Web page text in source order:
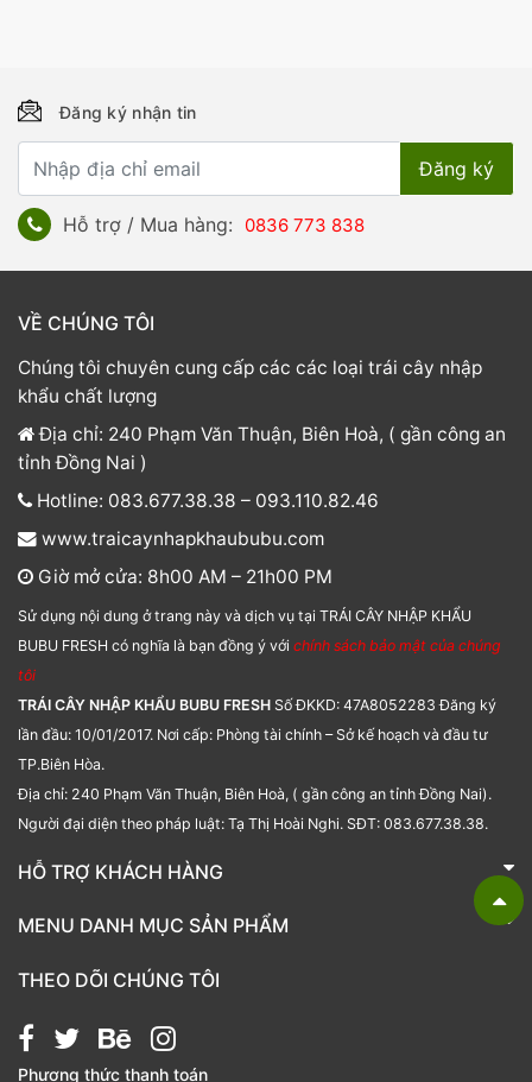
Đăng ký nhận tin
Hỗ trợ / Mua hàng: 0836 773 838
VỀ CHÚNG TÔI
Chúng tôi chuyên cung cấp các các loại trái cây nhập
khẩu chất lượng
Địa chỉ: 240 Phạm Văn Thuận, Biên Hoà, ( gần công an
tỉnh Đồng Nai )
Hotline: 083.677.38.38 – 093.110.82.46
www.traicaynhapkhaububu.com
Giờ mở cửa: 8h00 AM – 21h00 PM
Sử dụng nội dung ở trang này và dịch vụ tại TRÁI CÂY NHẬP KHẨU
BUBU FRESH có nghĩa là bạn đồng ý với chính sách bảo mật của chúng
tôi
TRÁI CÂY NHẬP KHẨU BUBU FRESH Số ĐKKD: 47A8052283 Đăng ký
lần đầu: 10/01/2017. Nơi cấp: Phòng tài chính – Sở kế hoạch và đầu tư
TP.Biên Hòa.
Địa chỉ: 240 Phạm Văn Thuận, Biên Hoà, ( gần công an tỉnh Đồng Nai).
Người đại diện theo pháp luật: Tạ Thị Hoài Nghi. SĐT: 083.677.38.38.
HỖ TRỢ KHÁCH HÀNG
TRÁI CÂY NHẬP KHẨU BUBU FRESH
MENU DANH MỤC SẢN PHẨM
Bánh kẹo
Giỏ quà tặng
THEO DÕI CHÚNG TÔI
Phương thức thanh toán